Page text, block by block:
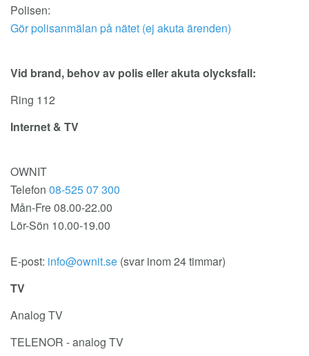
Polisen:
Gör polisanmälan på nätet (ej akuta ärenden)
Vid brand, behov av polis eller akuta olycksfall:
Ring 112
Internet & TV
OWNIT
Telefon 08-525 07 300
Mån-Fre 08.00-22.00
Lör-Sön 10.00-19.00
E-post:
(svar inom 24 timmar)
TV
Analog TV
TELENOR - analog TV